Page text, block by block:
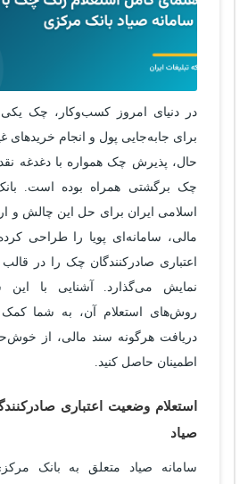
در دنیای امروز کسب‌وکار، چک یکی
برای جابه‌جایی پول و انجام خریدهای
حال، پذیرش چک همواره با دغدغه
چک برگشتی همراه بوده است.
اسلامی ایران برای حل این چالش و
مالی، سامانه‌ای پویا را طراحی
اعتباری صادرکنندگان چک را در
نمایش می‌گذارد. آشنایی با این
روش‌های استعلام آن، به شما
دریافت هرگونه سند مالی، از
اطمینان حاصل کنید.
استعلام وضعیت اعتباری
صیاد
سامانه صیاد متعلق به بانک